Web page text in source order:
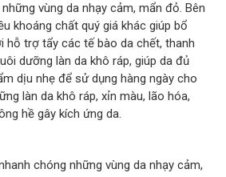
vùng da nhạy cảm, mẩn đỏ. Bên
khoáng chất quý giá khác giúp bổ
hỗ trợ tẩy các tế bào da chết, thanh
dưỡng làn da khô ráp, giúp da đủ
dịu nhẹ để sử dụng hàng ngày cho
làn da khô ráp, xỉn màu, lão hóa,
hề gây kích ứng da.
chóng những vùng da nhạy cảm,